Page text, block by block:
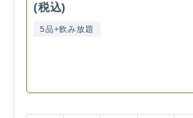
(税込)
5品+飲み放題